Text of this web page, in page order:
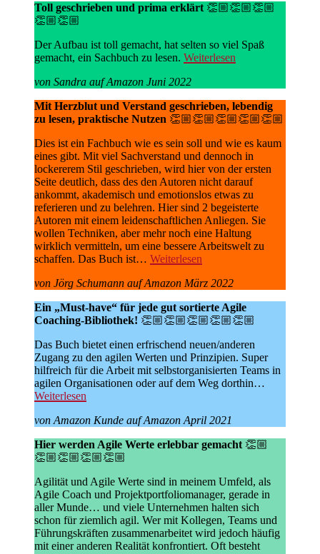
Toll geschrieben und prima erklärt 👏🏼👏🏼👏🏼
👏🏼👏🏼
Der Aufbau ist toll gemacht, hat selten so viel Spaß
gemacht, ein Sachbuch zu lesen. Weiterlesen
von Sandra auf Amazon Juni 2022
Mit Herzblut und Verstand geschrieben, lebendig
zu lesen, praktische Nutzen 👏🏼👏🏼👏🏼👏🏼👏🏼
Dies ist ein Fachbuch wie es sein soll und wie es kaum
eines gibt. Mit viel Sachverstand und dennoch in
lockererem Stil geschrieben, wird hier von der ersten
Seite deutlich, dass des den Autoren nicht darauf
ankommt, akademisch und emotionslos etwas zu
referieren und zu belehren. Hier sind 2 begeisterte
Autoren mit einem leidenschaftlichen Anliegen. Sie
wollen Techniken, aber mehr noch eine Haltung
wirklich vermitteln, um eine bessere Arbeitswelt zu
schaffen. Das Buch ist… Weiterlesen
von Jörg Schumann auf Amazon März 2022
Ein „Must-have“ für jede gut sortierte Agile
Coaching-Bibliothek! 👏🏼👏🏼👏🏼👏🏼👏🏼
Das Buch bietet einen erfrischend neuen/anderen
Zugang zu den agilen Werten und Prinzipien. Super
hilfreich für die Arbeit mit selbstorganisierten Teams in
agilen Organisationen oder auf dem Weg dorthin…
Weiterlesen
von Amazon Kunde auf Amazon April 2021
Hier werden Agile Werte erlebbar gemacht 👏🏼
👏🏼👏🏼👏🏼👏🏼
Agilität und Agile Werte sind in meinem Umfeld, als
Agile Coach und Projektportfoliomanager, gerade in
aller Munde… und viele Unternehmen halten sich
schon für ziemlich agil. Wer mit Kollegen, Teams und
Führungskräften zusammenarbeitet wird jedoch häufig
mit einer anderen Realität konfrontiert. Oft besteht